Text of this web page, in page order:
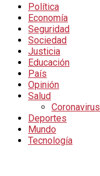
Política
Economía
Seguridad
Sociedad
Justicia
Educación
País
Opinión
Salud
Coronavirus
Deportes
Mundo
Tecnología